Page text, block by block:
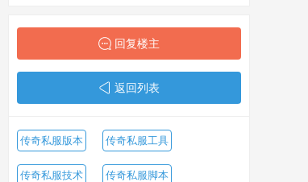
回复楼主
返回列表
传奇私服版本 传奇私服工具
传奇私服技术 传奇私服脚本